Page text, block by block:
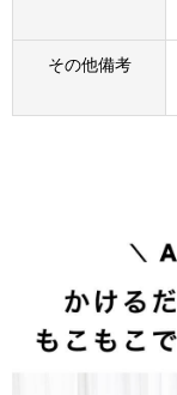
その他備考